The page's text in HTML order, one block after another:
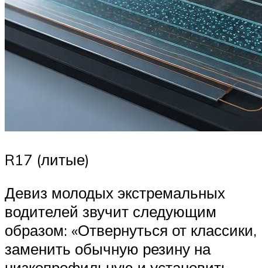
R17 (литые)
Девиз молодых экстремальных
водителей звучит следующим
образом: «Отвернуться от классики,
заменить обычную резину на